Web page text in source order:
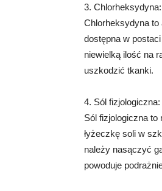
3. Chlorheksydyna:
Chlorheksydyna
dostępna w
niewielką ilość na
uszkodzić tkanki.
4. Sól fizjologiczna:
Sól fizjologiczna to
łyżeczkę soli w
należy nasączyć
powoduje